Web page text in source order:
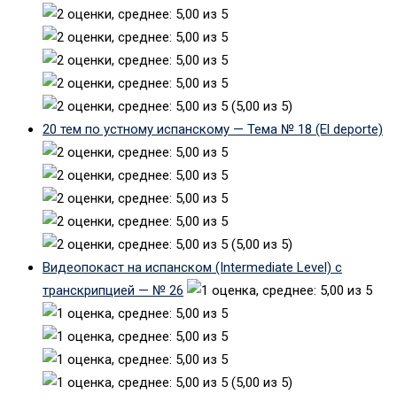
(5,00 из 5)
20 тем по устному испанскому — Тема № 18 (El deporte)
(5,00 из 5)
Видеопокаст на испанском (Intermediate Level) с
транскрипцией — № 26
(5,00 из 5)